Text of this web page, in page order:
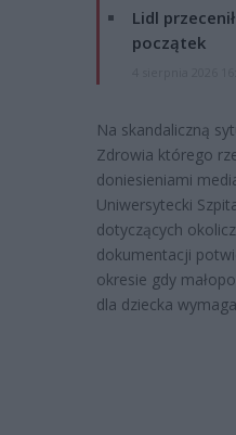
Lidl
początek
Na skandaliczną
Zdrowia którego
doniesieniami
Uniwersytecki
dotyczących
dokumentacji
okresie gdy
dla dziecka